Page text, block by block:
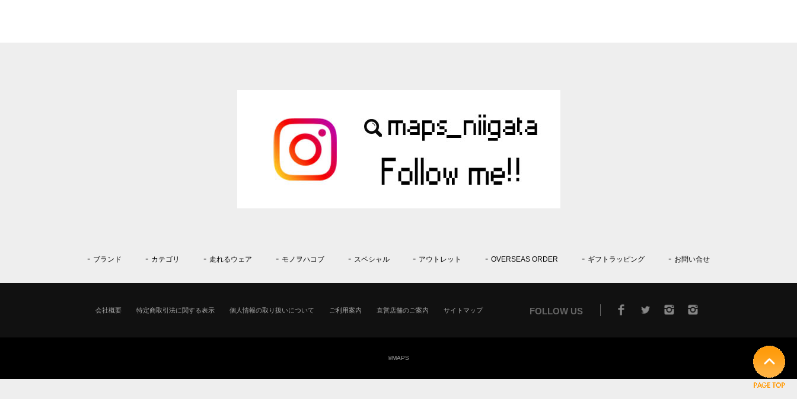
ブランド カテゴリ 走れるウェア モノヲハコブ スペシャル アウトレット OVERSEAS ORDER ギフトラッピング お問い合せ
会社概要 特定商取引法に関する表示 個人情報の取り扱いについて ご利用案内 直営店舗のご案内 サイトマップ FOLLOW US
©MAPS